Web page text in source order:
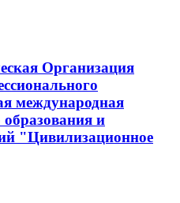
Организация
международная
и
"Цивилизационное